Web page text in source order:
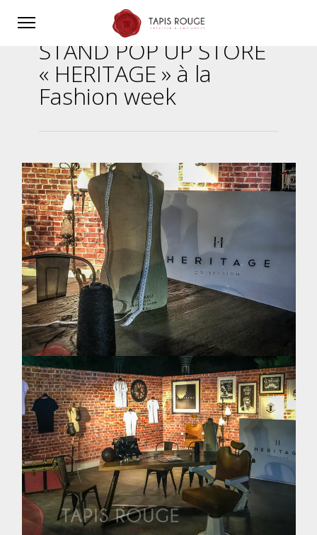
STAND POP UP STORE
« HERITAGE » à la
Fashion week